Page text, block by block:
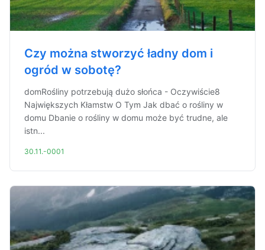
Czy można stworzyć ładny dom i
ogród w sobotę?
domRośliny potrzebują dużo słońca - Oczywiście8
Największych Kłamstw O Tym Jak dbać o rośliny w
domu Dbanie o rośliny w domu może być trudne, ale
istn...
30.11.-0001